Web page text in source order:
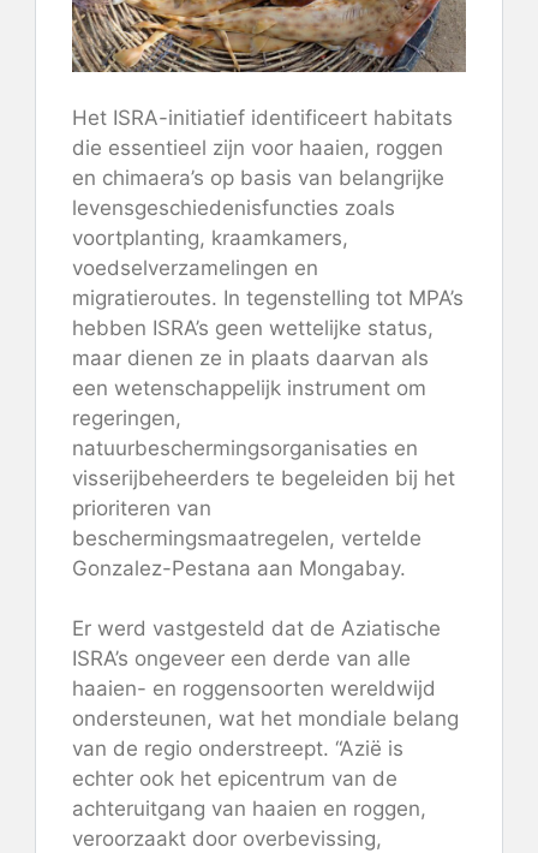
Het ISRA-initiatief identificeert habitats
die essentieel zijn voor haaien, roggen
en chimaera’s op basis van belangrijke
levensgeschiedenisfuncties zoals
voortplanting, kraamkamers,
voedselverzamelingen en
migratieroutes. In tegenstelling tot MPA’s
hebben ISRA’s geen wettelijke status,
maar dienen ze in plaats daarvan als
een wetenschappelijk instrument om
regeringen,
natuurbeschermingsorganisaties en
visserijbeheerders te begeleiden bij het
prioriteren van
beschermingsmaatregelen, vertelde
Gonzalez-Pestana aan Mongabay.
Er werd vastgesteld dat de Aziatische
ISRA’s ongeveer een derde van alle
haaien- en roggensoorten wereldwijd
ondersteunen, wat het mondiale belang
van de regio onderstreept. “Azië is
echter ook het epicentrum van de
achteruitgang van haaien en roggen,
veroorzaakt door overbevissing,